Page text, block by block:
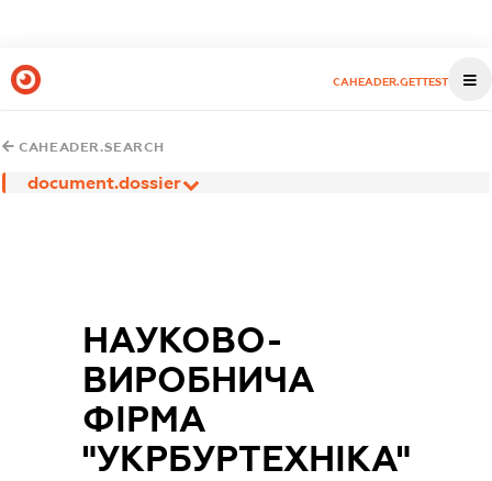
CAHEADER.GETTEST
CAHEADER.SEARCH
document.dossier
НАУКОВО-
ВИРОБНИЧА
ФІРМА
"УКРБУРТЕХНІКА"